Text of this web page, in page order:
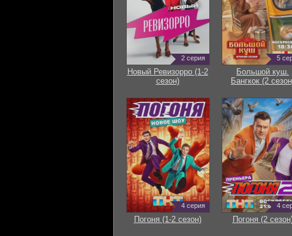
2 серия
Новый Ревизорро (1-2
сезон)
5
Большой куш.
Бангкок (2
4 серия
Погоня (1-2 сезон)
4
Погоня (2